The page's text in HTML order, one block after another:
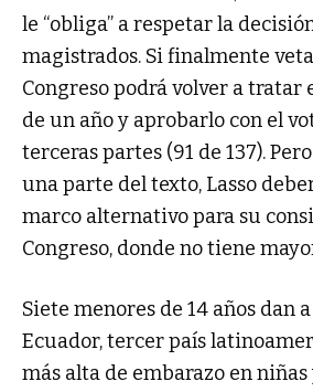
le “obliga” a respetar la
magistrados. Si finalmente
Congreso podrá volver a tratar
de un año y aprobarlo con el
terceras partes (91 de 137).
una parte del texto, Lasso
marco alternativo para su
Congreso, donde no tiene
Siete menores de 14 años dan
Ecuador, tercer país
más alta de embarazo en niñas